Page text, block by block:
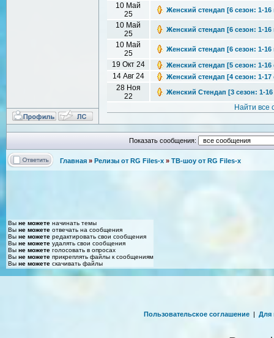
10 Май
25
Женский стендап [6 сезон: 1-
10 Май
25
Женский стендап [6 сезон: 1-
10 Май
25
Женский стендап [6 сезон: 1-
19 Окт 24 Женский стендап [5 сезон: 1-
14 Авг 24 Женский стендап [4 сезон: 1-
28 Ноя
22
Женский Стендап [3 сезон: 1-
Найти все
Показать сообщения:
Главная » Релизы от RG Files-x » ТВ-шоу от RG Files-x
Вы не можете начинать темы
Вы не можете отвечать на сообщения
Вы не можете редактировать свои сообщения
Вы не можете удалять свои сообщения
Вы не можете голосовать в опросах
Вы не можете прикреплять файлы к сообщениям
Вы не можете скачивать файлы
Пользовательское соглашение | Для